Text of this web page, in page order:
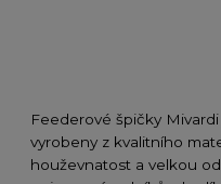
Feederové špičky
vyrobeny z kvalitního
houževnatost a velkou